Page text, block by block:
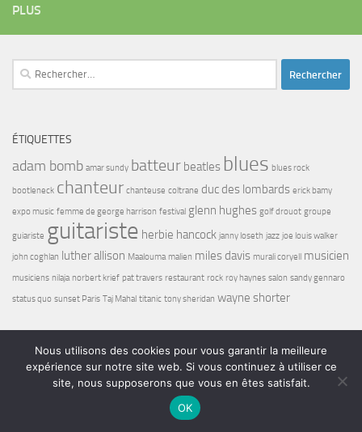
PLUS
Rechercher :
ÉTIQUETTES
adam bomb amar sundy batteur beatles blues blues rock
bootleneck chanteur chanteuse coltrane duc des lombards erick bamy
expo music femme de george harrison festival glenn hughes golf drouot groupe
guiariste guitariste herbie hancock janny loseth jazz joe louis walker
john coghlan
luther allison Maalouma malien miles davis murali coryell musicien
musiciens nilaja norbert krief pat travers restaurant rock roy haynes salon sandy gennaro
status quo sunset Paris Taj Mahal titanic tony sheridan wayne shorter
Bel7 Infos © 2026. Tous droits réservés.
- Conçu par
Nous utilisons des cookies pour vous garantir la meilleure
expérience sur notre site web. Si vous continuez à utiliser ce
site, nous supposerons que vous en êtes satisfait.
OK